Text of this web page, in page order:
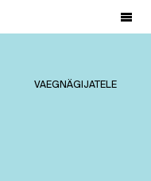
VAEGNÄGIJATELE